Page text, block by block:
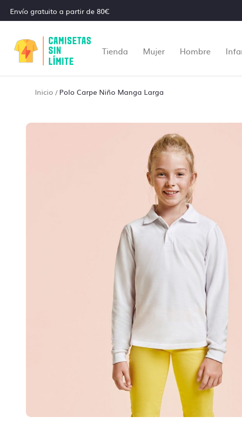
Envío gratuito a partir de 80€
Tienda Mujer Hombre
Inicio / Polo Carpe Niño Manga Larga
Al realizar tu
necesarios y
impresión.
¿En que
Un
de imprimir,
Algunos de
– Control de
– Control de
– Control de
– Control de
En caso
– Controlar
impresión.
– Control de